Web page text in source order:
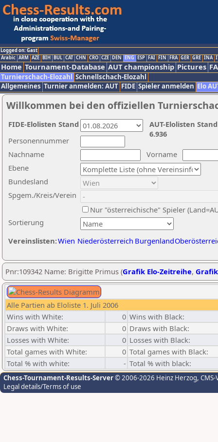
Logged on: Gast
Arabic ARM AZE BIH BUL CAT CHN CRO CZE DEN ENG ESP FAI FIN FRA GER GRE INA
Home Tournament-Database AUT championship Pictures
Turnierschach-Elozahl Schnellschach-Elozahl
Allgemeines Turnier anmelden: AUT FIDE Spieler anmelden Elo
Willkommen bei den offiziellen
Nachname
Vorname
Ebene
Sortierung
Personennummer
Bundesland
Spgem./Kreis/Verein
Nur "österreichische" Spieler
Vereinslisten:Wien Niederösterreich Burgenland
AUT-Elolisten
6.936
FIDE-Elolisten Stand
Pnr:109342 Name: Brigitte Primus (Grafik Elo-Zeitreihe,
Alle Partien ab Eloliste 1. Juli 2006
Wins with White:
0 Wins with Black:
Draws with White:
0 Draws with Black:
Losses with White:
0 Losses with Black:
Total games with White:
0 Total games with Black:
Total % with white:
- Total % with black:
Chess-Tournament-Results-Server© 2006-2026 Heinz Herzog,
Legal details/Terms of use